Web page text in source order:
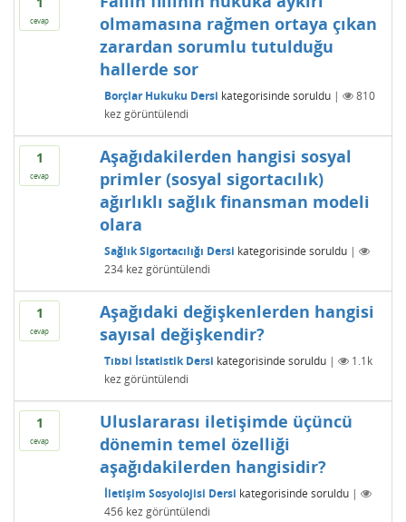
cevap
olmamasına rağmen ortaya çıkan
zarardan sorumlu tutulduğu
hallerde sor
Borçlar Hukuku Dersi kategorisinde soruldu |
810
kez görüntülendi
1
cevap
Aşağıdakilerden hangisi sosyal
primler (sosyal sigortacılık)
ağırlıklı sağlık finansman modeli
olara
Sağlık Sigortacılığı Dersi kategorisinde soruldu |
234kez görüntülendi
1
cevap
Aşağıdaki değişkenlerden hangisi
sayısal değişkendir?
Tıbbi İstatistik Dersi kategorisinde soruldu |
1.1k
kez görüntülendi
1
cevap
Uluslararası iletişimde üçüncü
dönemin temel özelliği
aşağıdakilerden hangisidir?
İletişim Sosyolojisi Dersi kategorisinde soruldu |
456kez görüntülendi